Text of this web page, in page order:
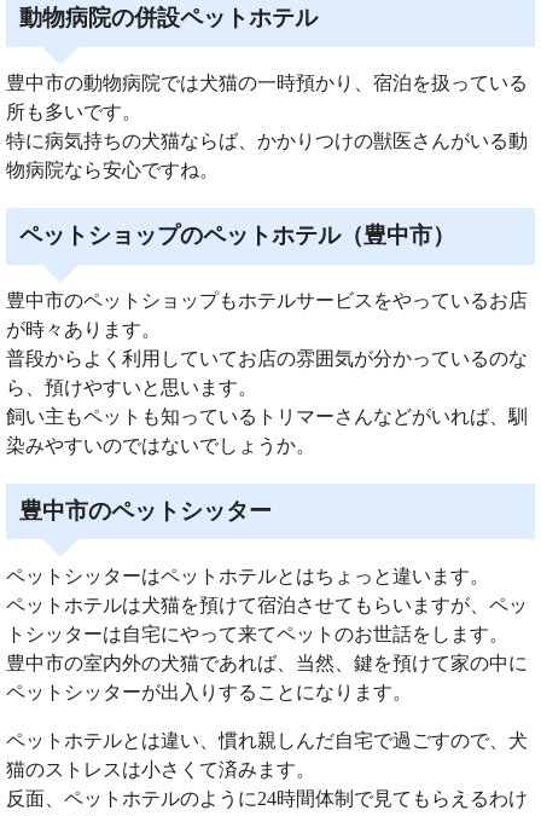
動物病院の併設ペットホテル
豊中市の動物病院では犬猫の一時預かり、宿泊を扱っている
所も多いです。
特に病気持ちの犬猫ならば、かかりつけの獣医さんがいる動
物病院なら安心ですね。
ペットショップのペットホテル（豊中市）
豊中市のペットショップもホテルサービスをやっているお店
が時々あります。
普段からよく利用していてお店の雰囲気が分かっているのな
ら、預けやすいと思います。
飼い主もペットも知っているトリマーさんなどがいれば、馴
染みやすいのではないでしょうか。
豊中市のペットシッター
ペットシッターはペットホテルとはちょっと違います。
ペットホテルは犬猫を預けて宿泊させてもらいますが、ペッ
トシッターは自宅にやって来てペットのお世話をします。
豊中市の室内外の犬猫であれば、当然、鍵を預けて家の中に
ペットシッターが出入りすることになります。
ペットホテルとは違い、慣れ親しんだ自宅で過ごすので、犬
猫のストレスは小さくて済みます。
反面、ペットホテルのように24時間体制で見てもらえるわけ